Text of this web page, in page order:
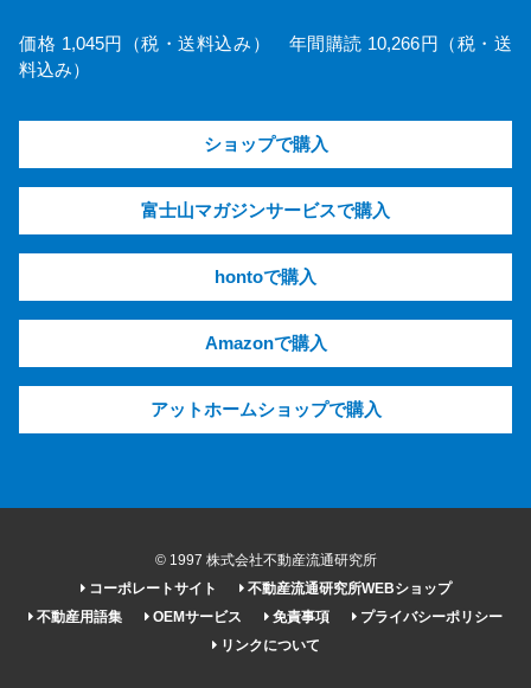
価格 1,045円（税・送料込み） 年間購読 10,266円（税・送
料込み）
ショップで購入
富士山マガジンサービスで購入
hontoで購入
Amazonで購入
アットホームショップで購入
© 1997 株式会社不動産流通研究所
コーポレートサイト
不動産流通研究所WEBショップ
不動産用語集
OEMサービス 免責事項
プライバシーポリシー
リンクについて